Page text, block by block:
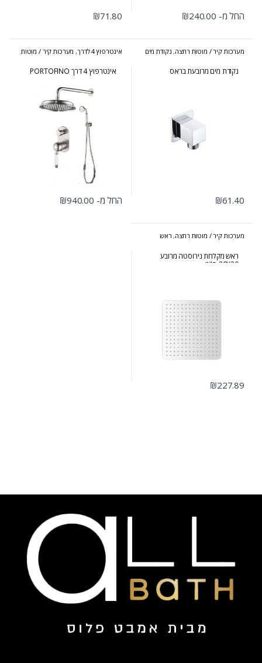
החל מ- ₪240.00
₪71.80
מערכות קיר / מוטות רחצה, נקודת מים
נקודת מים מרובעת בראס
₪61.40
אינטרפוץ 4 לדרך , מערכות קיר / מוטות
סט אינטרפוץ
אינטרפוץ 4 דרך PORTOFINO
החל מ- ₪940.00
מערכות קיר / מוטות רחצה, ראש
מקלחת מרובע + עגול
ראש מקלחת נירוסטה מרובע
30X30 ס"מ
₪227.89